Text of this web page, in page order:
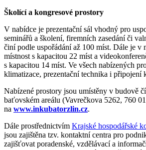
Školící a kongresové prostory
V nabídce je prezentační sál vhodný pro
seminářů a školení, firemních zasedání či
činí podle uspořádání až 100 míst. Dále je v
místnost s kapacitou 22 míst a
s kapacitou 14 míst. Ve všech nabízených
klimatizace, prezentační technika i připojení
Nabízené prostory jsou umístěny v budově
baťovském areálu (Vavrečkova 5262, 760
na www.inkubatorzlin.cz.
Dále prostřednictvím Krajské hospodářské
jsou zajištěna tzv. kontaktní centra pro
zajišťovat poradenské, vzdělávací a